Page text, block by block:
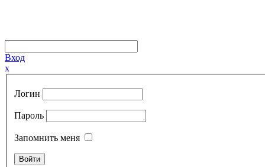
Вход
x
Логин
Пароль
Запомнить меня